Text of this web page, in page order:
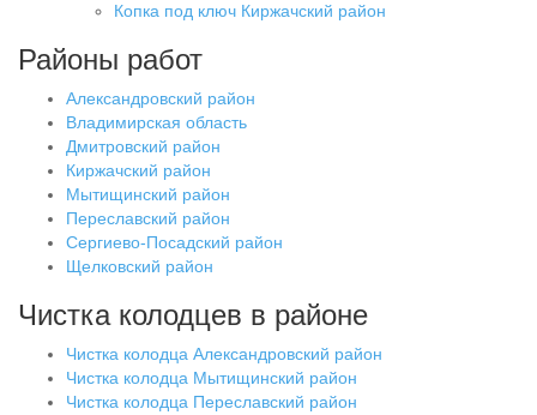
Копка под ключ Киржачский район
Районы работ
Александровский район
Владимирская область
Дмитровский район
Киржачский район
Мытищинский район
Переславский район
Сергиево-Посадский район
Щелковский район
Чистка колодцев в районе
Чистка колодца Александровский район
Чистка колодца Мытищинский район
Чистка колодца Переславский район